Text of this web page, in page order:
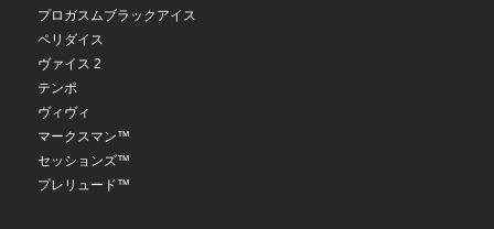
プロガスムブラックアイス
ペリダイス
ヴァイス 2
テンポ
ヴィヴィ
マークスマン™
セッションズ™
プレリュード™